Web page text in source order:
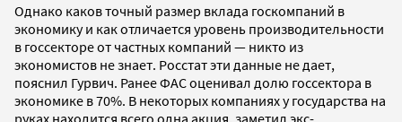
Однако каков точный размер вклада госкомпаний в
экономику и как отличается уровень производительности
в госсекторе от частных компаний — никто из
экономистов не знает. Росстат эти данные не дает,
пояснил Гурвич. Ранее ФАС оценивал долю госсектора в
экономике в 70%. В некоторых компаниях у государства на
руках находится всего одна акция, заметил экс-